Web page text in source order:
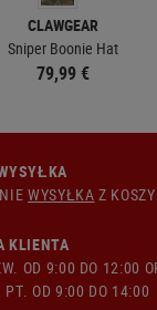
CLAWGEAR
Sniper Boonie Hat
79,99 €
WYSYŁKA Z
KLIENTA
OD 9:00 DO 12:00
PT. OD 9:00 DO 14:00